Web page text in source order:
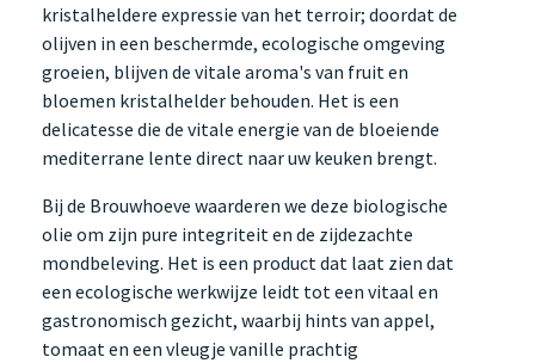
kristalheldere expressie van het terroir; doordat de
olijven in een beschermde, ecologische omgeving
groeien, blijven de vitale aroma's van fruit en
bloemen kristalhelder behouden. Het is een
delicatesse die de vitale energie van de bloeiende
mediterrane lente direct naar uw keuken brengt.
Bij de Brouwhoeve waarderen we deze biologische
olie om zijn pure integriteit en de zijdezachte
mondbeleving. Het is een product dat laat zien dat
een ecologische werkwijze leidt tot een vitaal en
gastronomisch gezicht, waarbij hints van appel,
tomaat en een vleugje vanille prachtig